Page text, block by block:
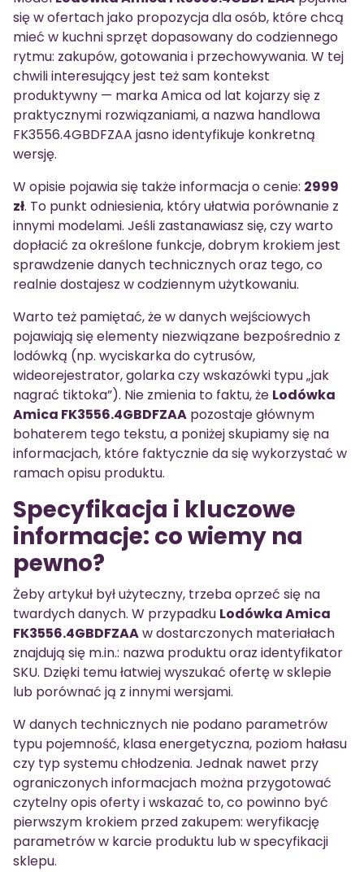
się w ofertach jako propozycja dla osób, które chcą
mieć w kuchni sprzęt dopasowany do codziennego
rytmu: zakupów, gotowania i przechowywania. W tej
chwili interesujący jest też sam kontekst
produktywny — marka Amica od lat kojarzy się z
praktycznymi rozwiązaniami, a nazwa handlowa
FK3556.4GBDFZAA jasno identyfikuje konkretną
wersję.
W opisie pojawia się także informacja o cenie: 2999
zł. To punkt odniesienia, który ułatwia porównanie z
innymi modelami. Jeśli zastanawiasz się, czy warto
dopłacić za określone funkcje, dobrym krokiem jest
sprawdzenie danych technicznych oraz tego, co
realnie dostajesz w codziennym użytkowaniu.
Warto też pamiętać, że w danych wejściowych
pojawiają się elementy niezwiązane bezpośrednio z
lodówką (np. wyciskarka do cytrusów,
wideorejestrator, golarka czy wskazówki typu „jak
nagrać tiktoka”). Nie zmienia to faktu, że Lodówka
Amica FK3556.4GBDFZAA pozostaje głównym
bohaterem tego tekstu, a poniżej skupiamy się na
informacjach, które faktycznie da się wykorzystać w
ramach opisu produktu.
Specyfikacja i kluczowe
informacje: co wiemy na
pewno?
Żeby artykuł był użyteczny, trzeba oprzeć się na
twardych danych. W przypadku Lodówka Amica
FK3556.4GBDFZAAw dostarczonych materiałach
znajdują się m.in.: nazwa produktu oraz identyfikator
SKU. Dzięki temu łatwiej wyszukać ofertę w sklepie
lub porównać ją z innymi wersjami.
W danych technicznych nie podano parametrów
typu pojemność, klasa energetyczna, poziom hałasu
czy typ systemu chłodzenia. Jednak nawet przy
ograniczonych informacjach można przygotować
czytelny opis oferty i wskazać to, co powinno być
pierwszym krokiem przed zakupem: weryfikację
parametrów w karcie produktu lub w specyfikacji
sklepu.